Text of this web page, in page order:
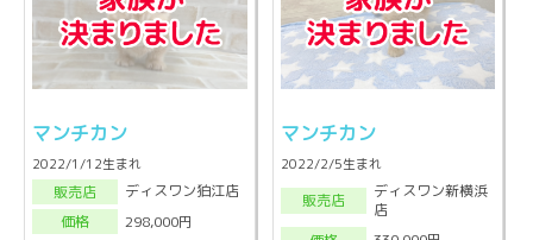
マンチカン
2022/1/12生まれ
販売店
ディスワン狛江店
価格
298,000円
マンチカン
2022/2/5生まれ
販売店
ディスワン新横浜
店